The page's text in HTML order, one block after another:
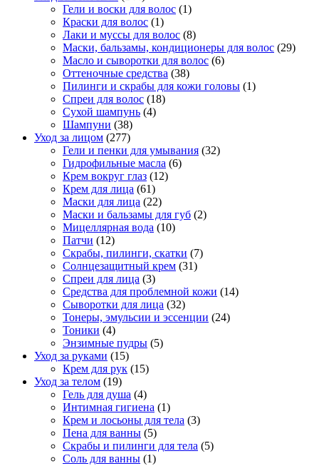
Гели и воски для волос (1)
Краски для волос (1)
Лаки и муссы для волос (8)
Маски, бальзамы, кондиционеры для волос (29)
Масло и сыворотки для волос (6)
Оттеночные средства (38)
Пилинги и скрабы для кожи головы (1)
Спреи для волос (18)
Сухой шампунь (4)
Шампуни (38)
Уход за лицом (277)
Гели и пенки для умывания (32)
Гидрофильные масла (6)
Крем вокруг глаз (12)
Крем для лица (61)
Маски для лица (22)
Маски и бальзамы для губ (2)
Мицеллярная вода (10)
Патчи (12)
Скрабы, пилинги, скатки (7)
Солнцезащитный крем (31)
Спреи для лица (3)
Средства для проблемной кожи (14)
Сыворотки для лица (32)
Тонеры, эмульсии и эссенции (24)
Тоники (4)
Энзимные пудры (5)
Уход за руками (15)
Крем для рук (15)
Уход за телом (19)
Гель для душа (4)
Интимная гигиена (1)
Крем и лосьоны для тела (3)
Пена для ванны (5)
Скрабы и пилинги для тела (5)
Соль для ванны (1)